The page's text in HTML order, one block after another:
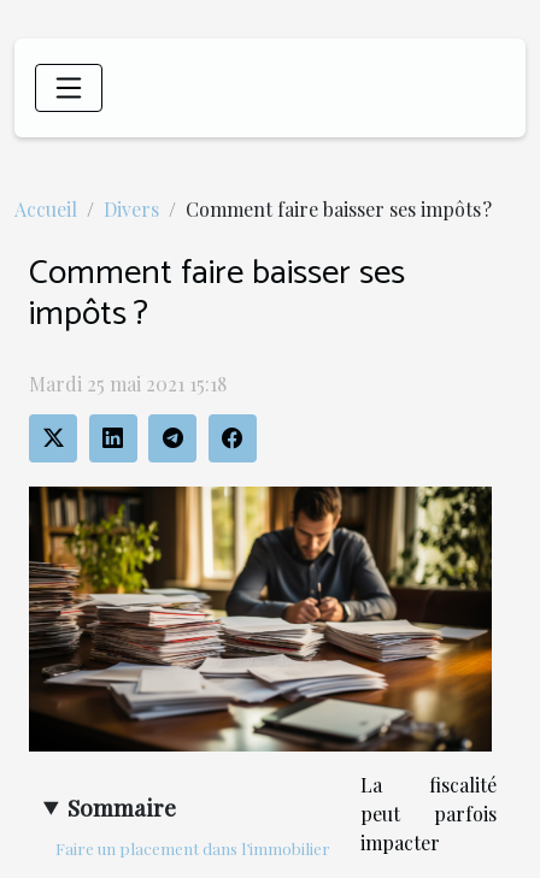
Accueil Divers Comment faire baisser ses impôts ?
Comment faire baisser ses
impôts ?
Mardi 25 mai 2021 15:18
Sommaire
Faire un placement dans l’immobilier
La fiscalité
peut parfois
impacter